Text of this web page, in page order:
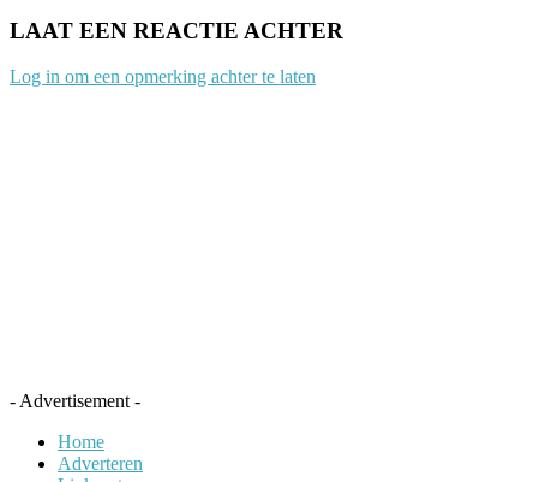
LAAT EEN REACTIE ACHTER
Log in om een opmerking achter te laten
- Advertisement -
Home
Adverteren